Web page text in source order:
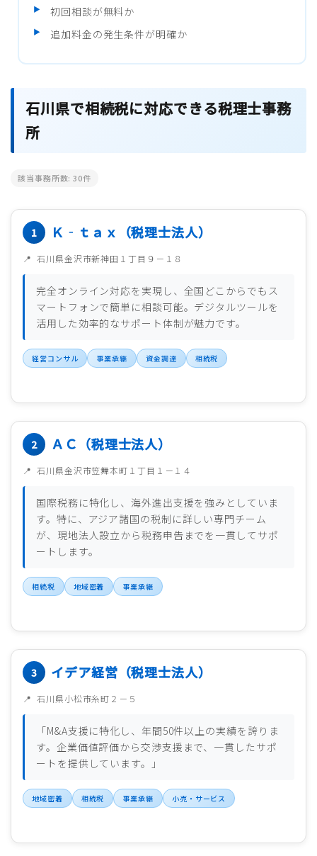
初回相談が無料か
追加料金の発生条件が明確か
石川県で相続税に対応できる税理士事務
所
該当事務所数:30件
Ｋ‐ｔａｘ（税理士法人）
石川県金沢市新神田１丁目９－１８
完全オンライン対応を実現し、全国どこからでもス
マートフォンで簡単に相談可能。デジタルツールを
活用した効率的なサポート体制が魅力です。
経営コンサル 事業承継 資金調達 相続税
ＡＣ（税理士法人）
石川県金沢市笠舞本町１丁目１－１４
国際税務に特化し、海外進出支援を強みとしていま
す。特に、アジア諸国の税制に詳しい専門チーム
が、現地法人設立から税務申告までを一貫してサポ
ートします。
相続税 地域密着 事業承継
イデア経営（税理士法人）
石川県小松市糸町２－５
「M&A支援に特化し、年間50件以上の実績を誇りま
す。企業価値評価から交渉支援まで、一貫したサポ
ートを提供しています。」
地域密着 相続税 事業承継 小売・サービス